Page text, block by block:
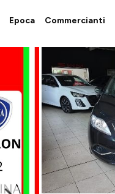
Epoca Commercianti